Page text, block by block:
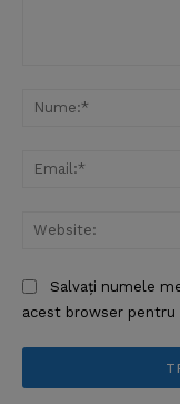
Salvați numele
acest browser